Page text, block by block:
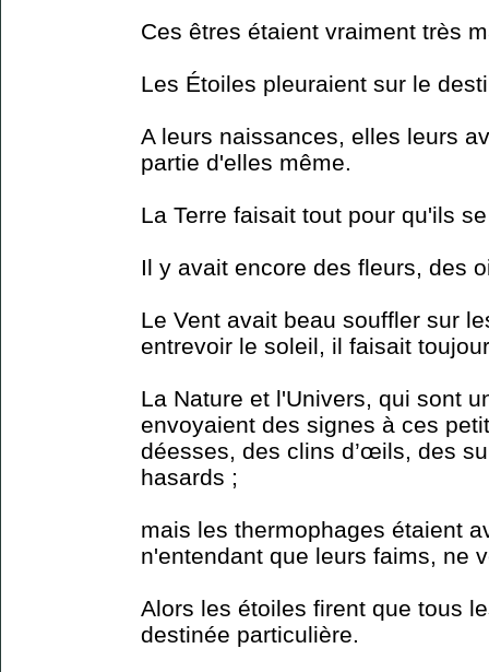
Ces êtres étaient vraiment très
Les Étoiles pleuraient sur le
A leurs naissances, elles leurs
partie d'elles même.
La Terre faisait tout pour qu'ils
Il y avait encore des fleurs, des
Le Vent avait beau souffler sur
entrevoir le soleil, il faisait
La Nature et l'Univers, qui sont
envoyaient des signes à ces
déesses, des clins d’œils, des
hasards ;
mais les thermophages étaient
n'entendant que leurs faims, ne
Alors les étoiles firent que tous
destinée particulière.